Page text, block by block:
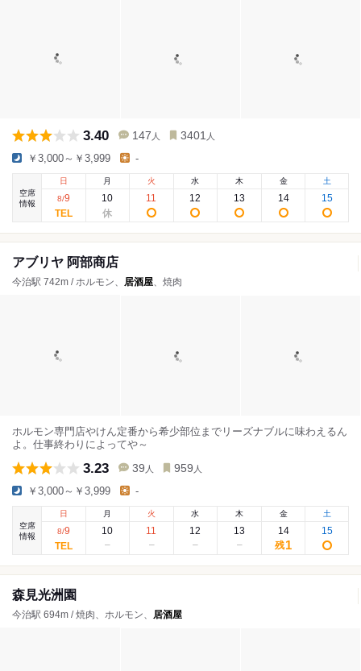
3.40 147 人 3401 人
￥3,000～￥3,999 -
空席
情報
日
8/9
月
10
火
11
水
12
木
13
金
14
土
15
アブリヤ 阿部商店
今治駅 742m / ホルモン、 居酒屋、焼肉
ホルモン専門店やけん定番から希少部位までリーズナブルに味わえるん
よ。仕事終わりによってや～
3.23 39 人 959 人
￥3,000～￥3,999 -
空席
情報
日
8/9
月
10
火
11
水
12
木
13
金
14
残1
土
15
森見光洲園
今治駅 694m / 焼肉、ホルモン、 居酒屋